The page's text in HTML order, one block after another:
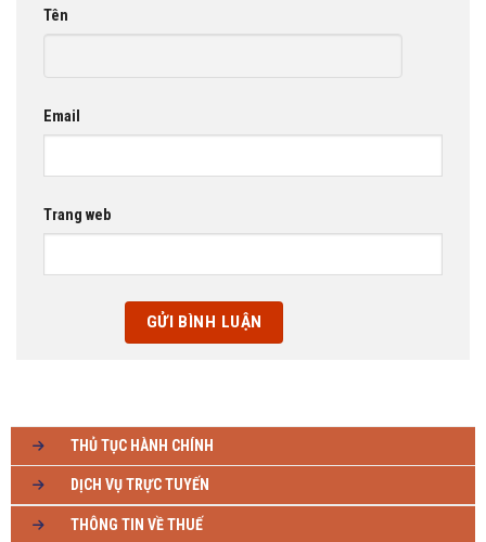
THỦ TỤC HÀNH CHÍNH
DỊCH VỤ TRỰC TUYẾN
THÔNG TIN VỀ THUẾ
Tên
Email
Trang web